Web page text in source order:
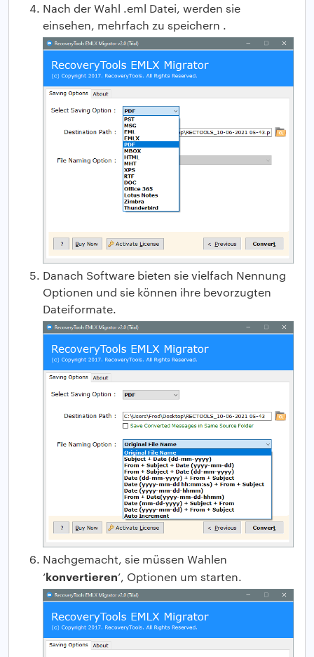
Nach der Wahl .eml Datei, werden sie
einsehen, mehrfach zu speichern .
Danach Software bieten sie vielfach Nennung
Optionen und sie können ihre bevorzugten
Dateiformate.
Nachgemacht, sie müssen Wahlen
‘konvertieren’, Optionen um starten.